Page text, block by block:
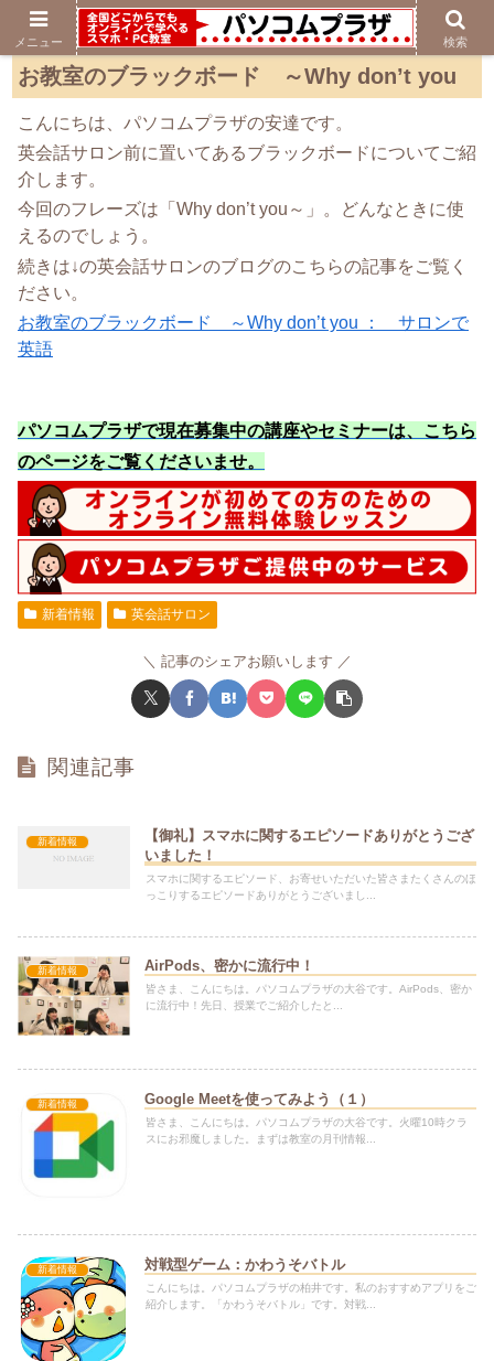
お教室のブラックボード ～Why don’t you
こんにちは、パソコムプラザの安達です。
英会話サロン前に置いてあるブラックボードについてご紹
介します。
今回のフレーズは「Why don’t you～」。どんなときに使
えるのでしょう。
続きは↓の英会話サロンのブログのこちらの記事をご覧く
ださい。
お教室のブラックボード ～Why don’t you ： サロンで
英語
パソコムプラザで現在募集中の講座やセミナーは、こちら
のページをご覧くださいませ。
新着情報 英会話サロン
記事のシェアお願いします
関連記事
新着情報
【御礼】スマホに関するエピソードありがとうござ
いました！
スマホに関するエピソード、お寄せいただいた皆さまたくさんのほ
っこりするエピソードありがとうございまし...
新着情報 AirPods、密かに流行中！
皆さま、こんにちは。パソコムプラザの大谷です。AirPods、密か
に流行中！先日、授業でご紹介したと...
新着情報 Google Meetを使ってみよう（１）
皆さま、こんにちは。パソコムプラザの大谷です。火曜10時クラ
スにお邪魔しました。まずは教室の月刊情報...
新着情報 対戦型ゲーム：かわうそバトル
こんにちは。パソコムプラザの柏井です。私のおすすめアプリをご
紹介します。「かわうそバトル」です。対戦...
メニュー 検索